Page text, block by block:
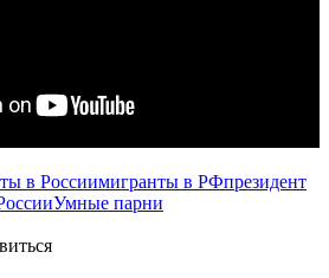
в Россиимигранты в РФпрезидент
Умные парни